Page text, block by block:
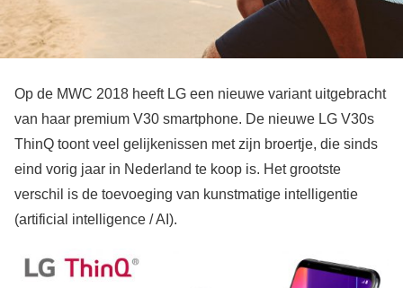
Op de MWC 2018 heeft LG een nieuwe variant uitgebracht
van haar premium V30 smartphone. De nieuwe LG V30s
ThinQ toont veel gelijkenissen met zijn broertje, die sinds
eind vorig jaar in Nederland te koop is. Het grootste
verschil is de toevoeging van kunstmatige intelligentie
(artificial intelligence / AI).